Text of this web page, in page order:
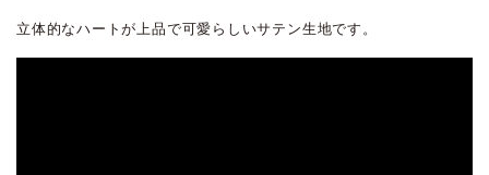
立体的なハートが上品で可愛らしいサテン生地です。